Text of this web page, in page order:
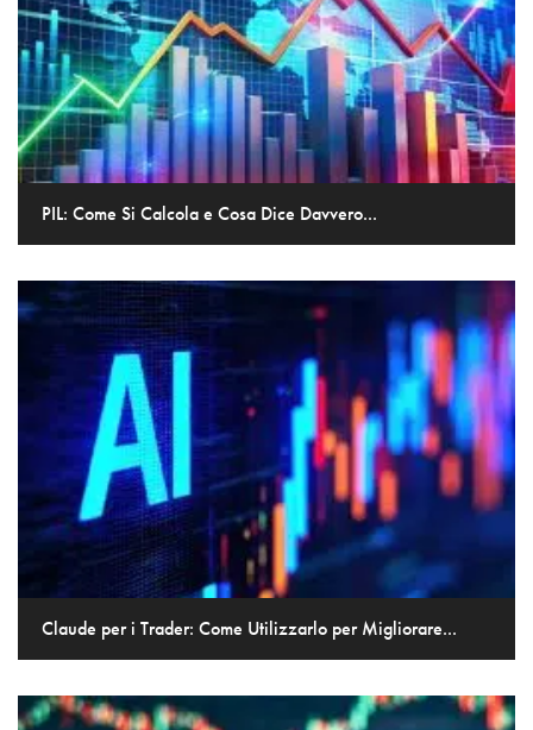
PIL: Come Si Calcola e Cosa Dice Davvero...
Claude per i Trader: Come Utilizzarlo per Migliorare...